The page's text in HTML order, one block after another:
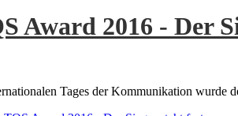
Award 2016 - Der
Tages der Kommunikation wurde